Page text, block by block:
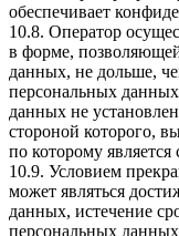
обеспечивает
10.8. Оператор
в форме,
данных, не дольше,
персональных
данных не
стороной которого,
по которому
10.9. Условием
может являться
данных, истечение
персональных